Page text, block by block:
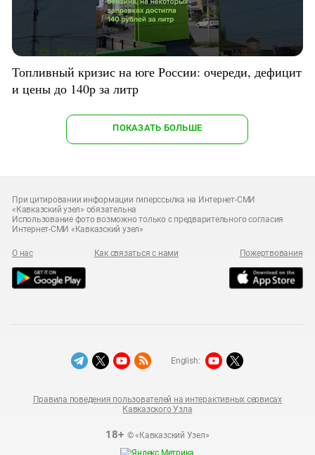
Топливный кризис на юге России: очереди, дефицит
и цены до 140р за литр
ПОКАЗАТЬ БОЛЬШЕ
При цитировании информации гиперссылка на Интернет-СМИ
«Кавказский узел» обязательна
Использование фото возможно только с предварительного согласия
Интернет-СМИ «Кавказский узел»
О нас Как связаться с нами Пожертвования
18+© «Кавказский Узел»
Правила поведения пользователей на интерактивных сервисах
Кавказского Узла
English: